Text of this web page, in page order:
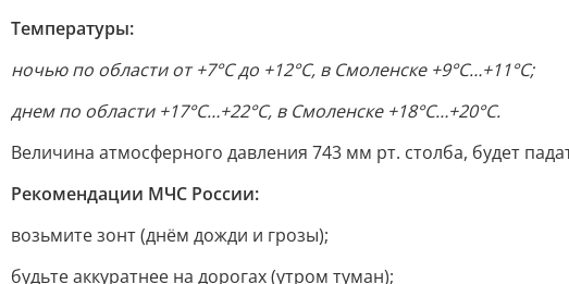
Температуры:
ночью по области от +7°С до +12°С, в Смоленске +9°С…+11°С;
днем по области +17°С…+22°С, в Смоленске +18°С…+20°С.
Величина атмосферного давления 743 мм рт. столба, будет
Рекомендации МЧС России:
возьмите зонт (днём дожди и грозы);
будьте аккуратнее на дорогах (утром туман);